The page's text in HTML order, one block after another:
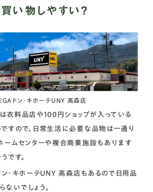
い物しやすい？
ドン・キホーテUNY 高森店
は衣料品店や100円ショップが入っている
ですので、日常生活に必要な品物は一通り
ームセンターや複合商業施設もあります
です。
ン・キホーテUNY 高森店もあるので日用品
いでしょう。